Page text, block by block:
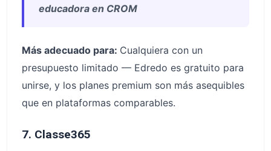
educadora en CROM
Más adecuado para: Cualquiera con un
presupuesto limitado — Edredo es gratuito para
unirse, y los planes premium son más asequibles
que en plataformas comparables.
7. Classe365